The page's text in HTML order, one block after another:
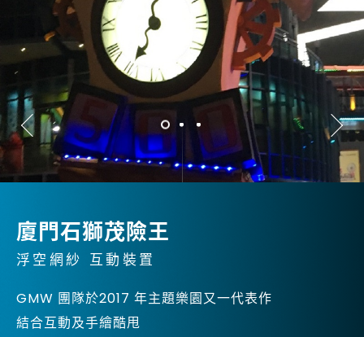
全息影像系統
投影設備租賃
金字塔設備租賃
聯絡我們
參觀預約
投影機
銀幕
全息金字塔
全息投影
顯示器
廈門石獅茂險王
浮空網紗 互動裝置
GMW 團隊於2017 年主題樂園又一代表作
結合互動及手繪酷甩